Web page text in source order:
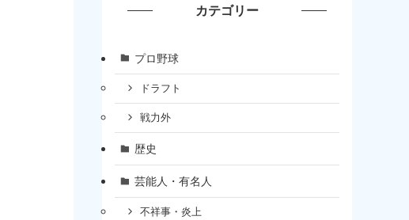
カテゴリー
プロ野球
ドラフト
戦力外
歴史
芸能人・有名人
不祥事・炎上